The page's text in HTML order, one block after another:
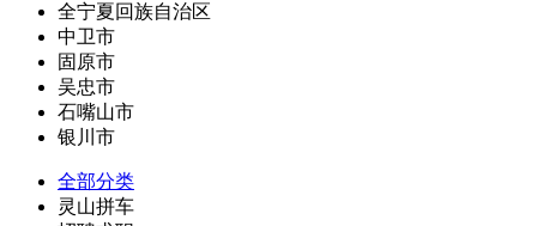
全宁夏回族自治区
中卫市
固原市
吴忠市
石嘴山市
银川市
全部分类
灵山拼车